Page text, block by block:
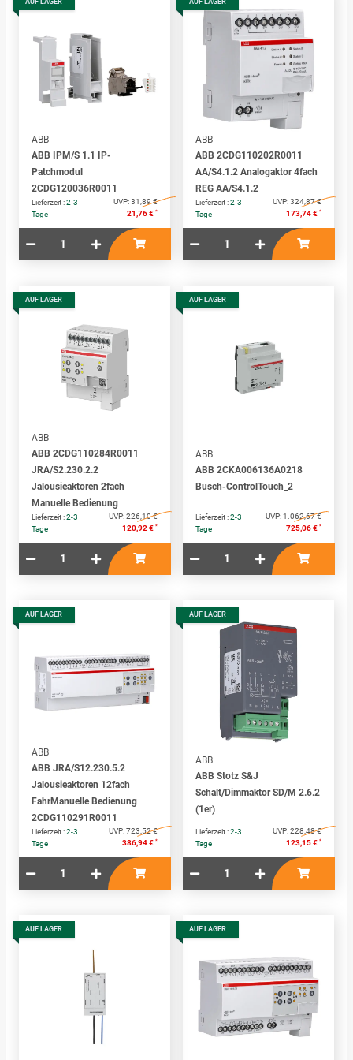
ABB
ABB IPM/S 1.1 IP-
Patchmodul
2CDG120036R0011
Lieferzeit :2-3
Tage
UVP:31,89 €
21,76 € *
ABB
ABB 2CDG110202R0011
AA/S4.1.2 Analogaktor 4fach
REG AA/S4.1.2
Lieferzeit :2-3
Tage
UVP:324,87 €
173,74 € *
AUF LAGER
ABB
ABB 2CDG110284R0011
JRA/S2.230.2.2
Jalousieaktoren 2fach
Manuelle Bedienung
Lieferzeit :2-3
Tage
UVP:226,10 €
120,92 € *
AUF LAGER
ABB
ABB 2CKA006136A0218
Busch-ControlTouch_2
Lieferzeit :2-3
Tage
UVP:1.062,67 €
725,06 € *
AUF LAGER
ABB
ABB JRA/S12.230.5.2
Jalousieaktoren 12fach
FahrManuelle Bedienung
2CDG110291R0011
Lieferzeit :2-3
Tage
UVP:723,52 €
386,94 € *
AUF LAGER
ABB
ABB Stotz S&J
Schalt/Dimmaktor SD/M 2.6.2
(1er)
Lieferzeit :2-3
Tage
UVP:228,48 €
123,15 € *
AUF LAGER AUF LAGER